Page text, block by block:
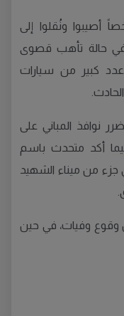
بأن أكثر من 516 شخصاً أصيبوا ونُقلوا إلى
حالة تأهب قصوى
كبير من سيارات
نوافذ المباني على
أكد متحدث باسم
جزء من ميناء الشهيد
وقوع وفيات، في حين